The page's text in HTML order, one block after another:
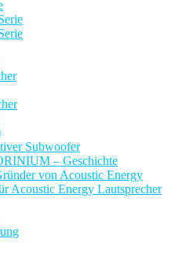
Subwoofer
– Geschichte
von Acoustic Energy
Acoustic Energy Lautsprecher